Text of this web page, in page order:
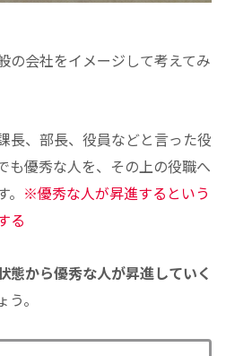
の会社をイメージして考えてみ
長、部長、役員などと言った役
も優秀な人を、その上の役職へ
※優秀な人が昇進するという
る
態から優秀な人が昇進していく
。